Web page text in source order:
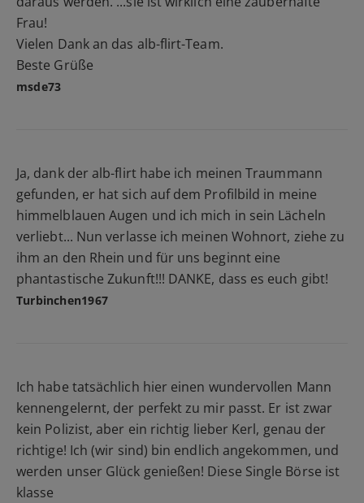
Frau!
Vielen Dank an das alb-flirt-Team.
Beste Grüße
msde73
Ja, dank der alb-flirt habe ich meinen Traummann
gefunden, er hat sich auf dem Profilbild in meine
himmelblauen Augen und ich mich in sein Lächeln
verliebt... Nun verlasse ich meinen Wohnort, ziehe zu
ihm an den Rhein und für uns beginnt eine
phantastische Zukunft!!! DANKE, dass es euch gibt!
Turbinchen1967
Ich habe tatsächlich hier einen wundervollen Mann
kennengelernt, der perfekt zu mir passt. Er ist zwar
kein Polizist, aber ein richtig lieber Kerl, genau der
richtige! Ich (wir sind) bin endlich angekommen, und
werden unser Glück genießen! Diese Single Börse ist
klasse